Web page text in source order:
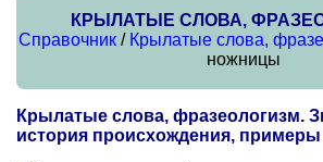
КРЫЛАТЫЕ СЛОВА,
Справочник / Крылатые слова,
ножницы
Крылатые слова, фразеологизм.
история происхождения,